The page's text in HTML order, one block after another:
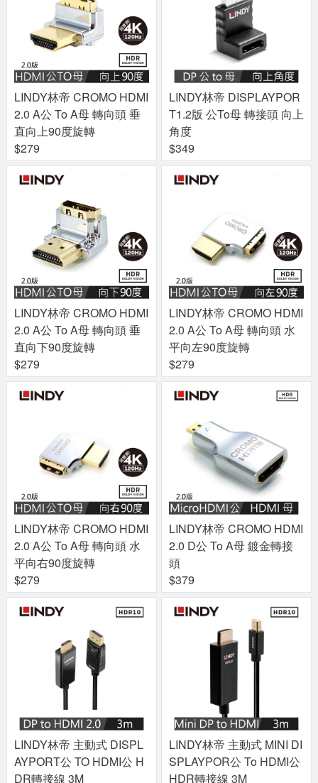
LINDY林帝 CROMO HDMI
2.0 A公 To A母 轉向頭 垂
直向上90度旋轉
$279
LINDY林帝 DISPLAYPOR
T1.2版 公To母 轉接頭 向上
角度
$349
LINDY林帝 CROMO HDMI
2.0 A公 To A母 轉向頭 垂
直向下90度旋轉
$279
LINDY林帝 CROMO HDMI
2.0 A公 To A母 轉向頭 水
平向左90度旋轉
$279
LINDY林帝 CROMO HDMI
2.0 A公 To A母 轉向頭 水
平向右90度旋轉
$279
LINDY林帝 CROMO HDMI
2.0 D公 To A母 鍍金轉接
頭
$379
LINDY林帝 主動式 DISPL
AYPORT公 TO HDMI公 H
DR轉接線 3M
LINDY林帝 主動式 MINI DI
SPLAYPOR公 To HDMI公
HDR轉接線 3M